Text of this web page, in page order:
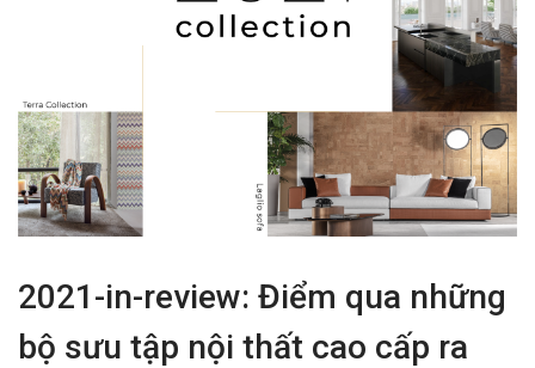
2021-in-review: Điểm qua những
bộ sưu tập nội thất cao cấp ra